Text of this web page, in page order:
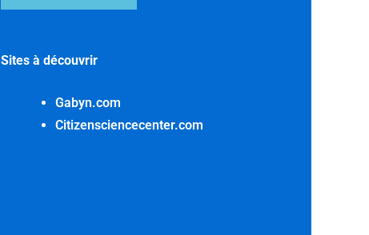
Sites à découvrir
Gabyn.com
Citizensciencecenter.com